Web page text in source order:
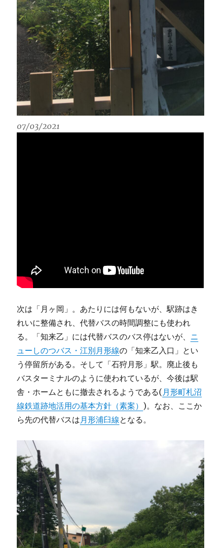
07/03/2021
次は「月ヶ岡」。あたりには何もないが、駅跡はき
れいに整備され、代替バスの時間調整にも使われ
る。「知来乙」には代替バスのバス停はないが、 ニ
ューしのつバス・江別月形線の「知来乙入口」とい
う停留所がある。そして「石狩月形」駅。廃止後も
バスターミナルのように使われているが、今後は駅
舎・ホームともに撤去されるようである( 月形町札沼
線鉄道跡地活用の基本方針（素案） )。なお、ここか
ら先の代替バスは 月形浦臼線となる。